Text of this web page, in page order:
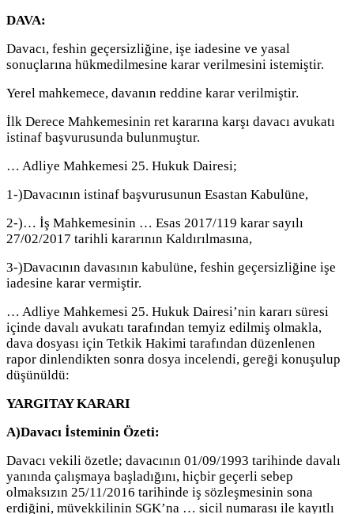
DAVA:
Davacı, feshin geçersizliğine, işe iadesine ve yasal
sonuçlarına hükmedilmesine karar verilmesini istemiştir.
Yerel mahkemece, davanın reddine karar verilmiştir.
İlk Derece Mahkemesinin ret kararına karşı davacı avukatı
istinaf başvurusunda bulunmuştur.
… Adliye Mahkemesi 25. Hukuk Dairesi;
1-)Davacının istinaf başvurusunun Esastan Kabulüne,
2-)… İş Mahkemesinin … Esas 2017/119 karar sayılı
27/02/2017 tarihli kararının Kaldırılmasına,
3-)Davacının davasının kabulüne, feshin geçersizliğine işe
iadesine karar vermiştir.
… Adliye Mahkemesi 25. Hukuk Dairesi’nin kararı süresi
içinde davalı avukatı tarafından temyiz edilmiş olmakla,
dava dosyası için Tetkik Hakimi tarafından düzenlenen
rapor dinlendikten sonra dosya incelendi, gereği konuşulup
düşünüldü:
YARGITAY KARARI
A)Davacı İsteminin Özeti:
Davacı vekili özetle; davacının 01/09/1993 tarihinde davalı
yanında çalışmaya başladığını, hiçbir geçerli sebep
olmaksızın 25/11/2016 tarihinde iş sözleşmesinin sona
erdiğini, müvekkilinin SGK’na … sicil numarası ile kayıtlı